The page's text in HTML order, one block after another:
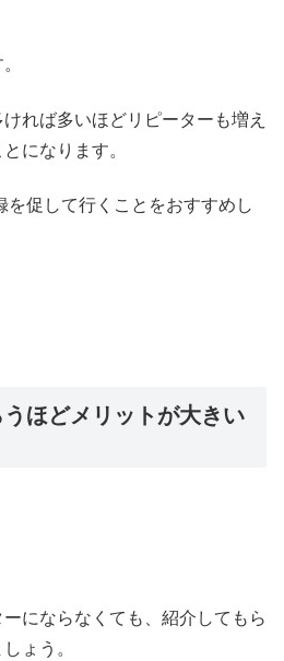
れば多いほどリピーターも増え
になります。
促して行くことをおすすめし
ほどメリットが大きい
にならなくても、紹介してもら
ょう。